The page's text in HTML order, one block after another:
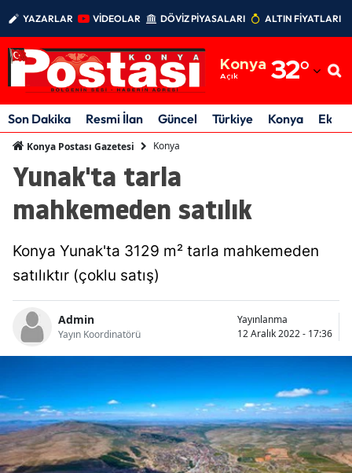
YAZARLAR VİDEOLAR DÖVİZ PİYASALARI ALTIN FİYATLARI
Konya
Açık 32°
Adıyaman
Afyonkarahisar
Ankara
Aydın
Balıkesir
Bingöl
Bitlis
Bolu
Son Dakika Resmi İlan Güncel Türkiye Konya
Konya Postası Gazetesi Konya
Yunak'ta tarla
mahkemeden satılık
Konya Yunak'ta 3129 m² tarla mahkemeden
satılıktır (çoklu satış)
Admin
Yayın Koordinatörü
Yayınlanma
12 Aralık 2022 - 17:36